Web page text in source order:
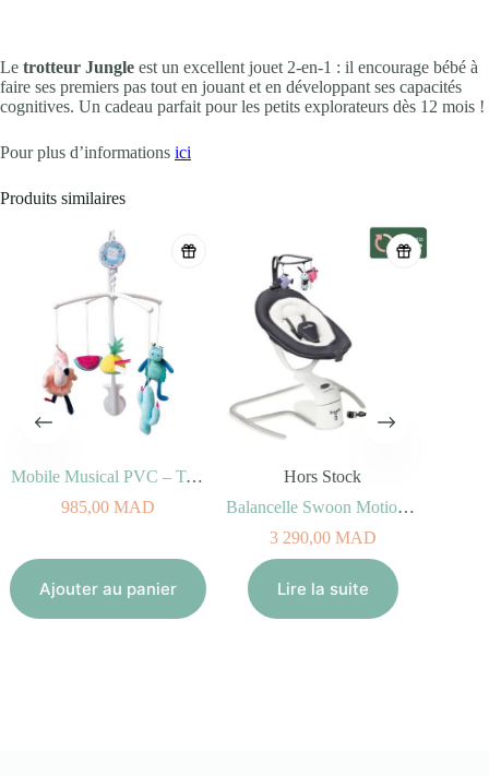
Le trotteur Jungle est un excellent jouet 2-en-1 : il encourage bébé à
faire ses premiers pas tout en jouant et en développant ses capacités
cognitives. Un cadeau parfait pour les petits explorateurs dès 12 mois !
Pour plus d’informations ici
Produits similaires
Mobile Musical PVC – Tropicool
985,00MAD
Ajouter au panier
Hors Stock
Balancelle Swoon Motion Zinc
3 290,00MAD
Lire la suite